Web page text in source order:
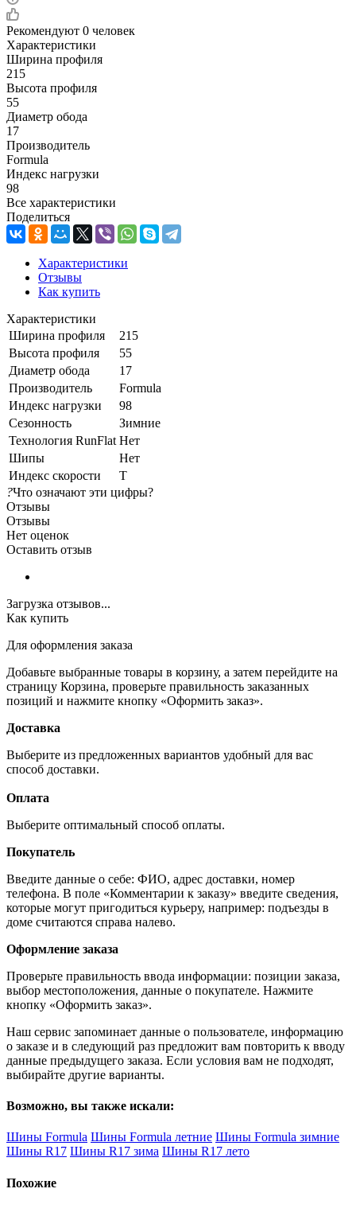
Рекомендуют 0 человек
Характеристики
Ширина профиля
215
Высота профиля
55
Диаметр обода
17
Производитель
Formula
Индекс нагрузки
98
Все характеристики
Поделиться
Характеристики
Отзывы
Как купить
Характеристики
Ширина профиля
215
Высота профиля
55
Диаметр обода
17
Производитель
Formula
Индекс нагрузки
98
Сезонность
Зимние
Технология RunFlat Нет
Шипы
Нет
Индекс скорости
T
?Что означают эти цифры?
Отзывы
Отзывы
Нет оценок
Оставить отзыв
Загрузка отзывов...
Как купить
Для оформления заказа
Добавьте выбранные товары в корзину, а затем перейдите на
страницу Корзина, проверьте правильность заказанных
позиций и нажмите кнопку «Оформить заказ».
Доставка
Выберите из предложенных вариантов удобный для вас
способ доставки.
Оплата
Выберите оптимальный способ оплаты.
Покупатель
Введите данные о себе: ФИО, адрес доставки, номер
телефона. В поле «Комментарии к заказу» введите сведения,
которые могут пригодиться курьеру, например: подъезды в
доме считаются справа налево.
Оформление заказа
Проверьте правильность ввода информации: позиции заказа,
выбор местоположения, данные о покупателе. Нажмите
кнопку «Оформить заказ».
Наш сервис запоминает данные о пользователе, информацию
о заказе и в следующий раз предложит вам повторить к вводу
данные предыдущего заказа. Если условия вам не подходят,
выбирайте другие варианты.
Возможно, вы также искали:
Шины Formula Шины Formula летние Шины Formula зимние
Шины R17 Шины R17 зима Шины R17 лето
Похожие